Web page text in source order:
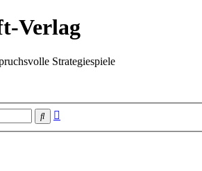
Verlag
Strategiespiele
Suche